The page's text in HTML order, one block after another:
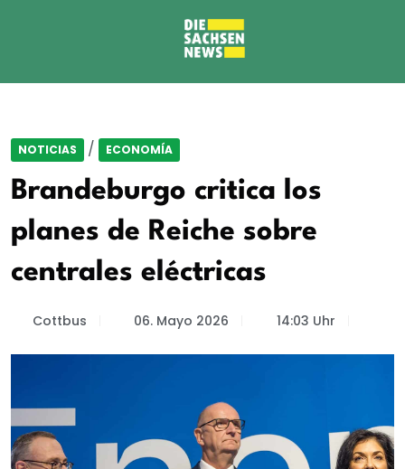
NOTICIAS / ECONOMÍA
Brandeburgo critica los
planes de Reiche sobre
centrales eléctricas
Cottbus 06. Mayo 2026 14:03 Uhr